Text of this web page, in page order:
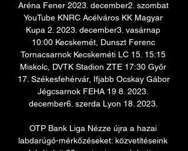
Aréna Fener 2023. december2. szombat
YouTube KNRC Acélváros KK Magyar
Kupa 2. 2023. december3. vasárnap
10:00 Kecskemét, Dunszt Ferenc
Tornacsarnok Kecskeméti LC 15. 15:15
Miskolc, DVTK Stadion ZTE 17:30 Győr
17. Székesfehérvár, Ifjabb Ocskay Gábor
Jégcsarnok FEHA 19 8. 2023.
december6. szerda Lyon 18. 2023.
OTP Bank Liga Nézze újra a hazai
labdarúgó-mérkőzéseket: közvetítéseink